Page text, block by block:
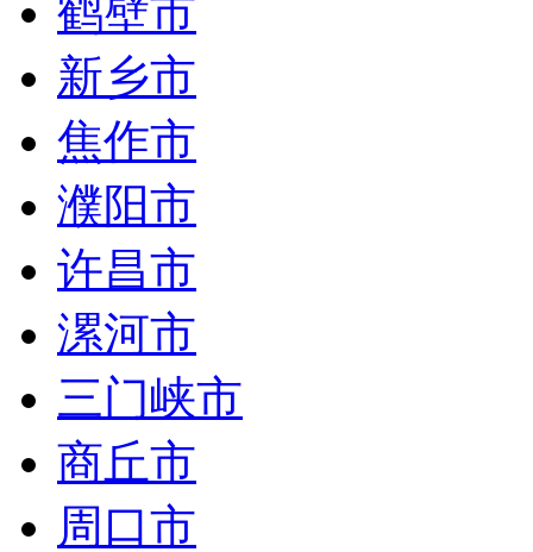
鹤壁市
新乡市
焦作市
濮阳市
许昌市
漯河市
三门峡市
商丘市
周口市